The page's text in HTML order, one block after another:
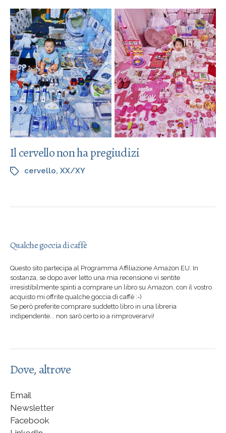
Il cervello non ha pregiudizi
cervello, XX/XY
Qualche goccia di caffè
Questo sito partecipa al Programma Affiliazione Amazon EU. In
sostanza, se dopo aver letto una mia recensione vi sentite
irresistibilmente spinti a comprare un libro su Amazon, con il vostro
acquisto mi offrite qualche goccia di caffè :-)
Se però preferite comprare suddetto libro in una libreria
indipendente... non sarò certo io a rimproverarvi!
Dove, altrove
Email
Newsletter
Facebook